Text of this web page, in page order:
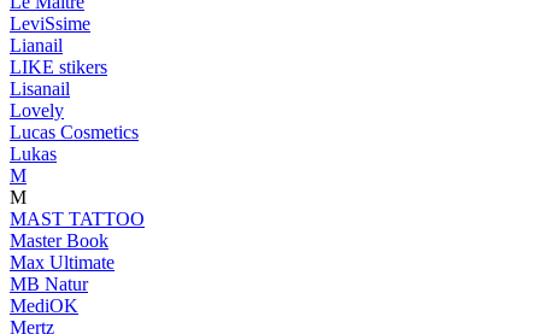
LeviSsime
Lianail
LIKE stikers
Lisanail
Lovely
Lucas Cosmetics
Lukas
M
M
MAST TATTOO
Master Book
Max Ultimate
MB Natur
MediOK
Mertz